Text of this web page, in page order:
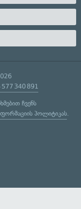
340 891
ჩვენს
პოლიტიკას.